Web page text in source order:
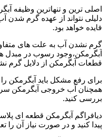
اصلی ترین و تنهاترین وظیفه
دلیلی نتواند از عهده گرم شدن
فایده خواهد بود.
گرم نشدن آب به علت های
آبگرمکن،وجود رسوب در
قطعات آبگرمکن از دلایل گرم
برای رفع مشکل باید آبگرمکن
همچنان آب خروجی آبگرمکن سرد
بررسی کنید.
دیافراگم آبگرمکن قطعه ای
پیدا کنید و در صورت نیاز آن را